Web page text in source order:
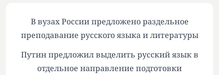
В вузах России предложено раздельное
преподавание русского языка и литературы
Путин предложил выделить русский язык в
отдельное направление подготовки